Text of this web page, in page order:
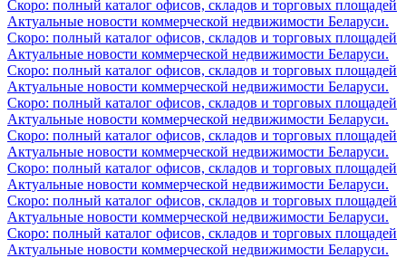
Скоро: полный каталог офисов, складов и торговых площадей
Актуальные новости коммерческой недвижимости Беларуси.
Скоро: полный каталог офисов, складов и торговых площадей
Актуальные новости коммерческой недвижимости Беларуси.
Скоро: полный каталог офисов, складов и торговых площадей
Актуальные новости коммерческой недвижимости Беларуси.
Скоро: полный каталог офисов, складов и торговых площадей
Актуальные новости коммерческой недвижимости Беларуси.
Скоро: полный каталог офисов, складов и торговых площадей
Актуальные новости коммерческой недвижимости Беларуси.
Скоро: полный каталог офисов, складов и торговых площадей
Актуальные новости коммерческой недвижимости Беларуси.
Скоро: полный каталог офисов, складов и торговых площадей
Актуальные новости коммерческой недвижимости Беларуси.
Скоро: полный каталог офисов, складов и торговых площадей
Актуальные новости коммерческой недвижимости Беларуси.